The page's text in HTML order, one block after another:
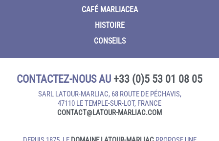
CAFÉ MARLIACEA
HISTOIRE
CONSEILS
CONTACTEZ-NOUS AU +33 (0)5 53 01 08 05
SARL LATOUR-MARLIAC, 68 ROUTE DE PÉCHAVIS,
47110 LE TEMPLE‑SUR‑LOT, FRANCE
CONTACT@LATOUR‑MARLIAC.COM